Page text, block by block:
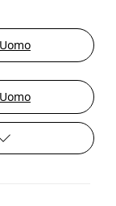
Uomo
Uomo